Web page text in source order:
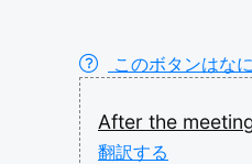
このボタンはな
After the
翻訳する